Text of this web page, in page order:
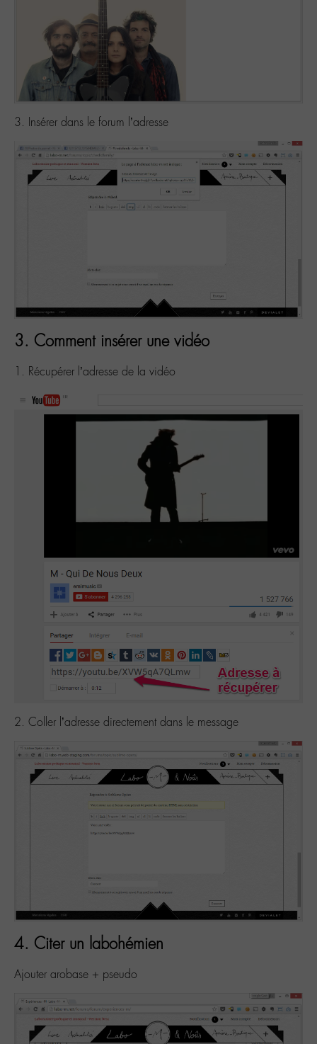
3. Insérer dans le forum l’adresse
3. Comment insérer une vidéo
1. Récupérer l’adresse de la vidéo
2. Coller l’adresse directement dans le message
4. Citer un labohémien
Ajouter arobase + pseudo